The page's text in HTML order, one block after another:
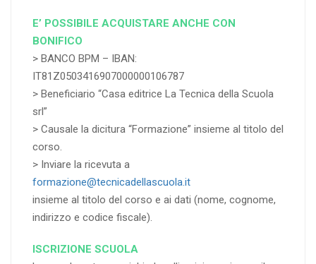
E’ POSSIBILE ACQUISTARE ANCHE CON
BONIFICO
> BANCO BPM – IBAN:
IT81Z0503416907000000106787
> Beneficiario “Casa editrice La Tecnica della Scuola
srl”
> Causale la dicitura “Formazione” insieme al titolo del
corso.
> Inviare la ricevuta a
formazione@tecnicadellascuola.it
insieme al titolo del corso e ai dati (nome, cognome,
indirizzo e codice fiscale).
ISCRIZIONE SCUOLA